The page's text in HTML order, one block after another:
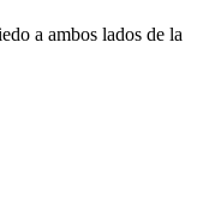
a ambos lados de la